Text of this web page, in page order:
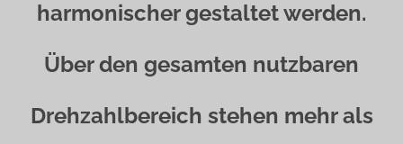
harmonischer gestaltet werden.
Über den gesamten nutzbaren
Drehzahlbereich stehen mehr als